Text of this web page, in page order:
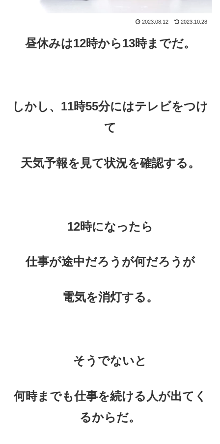
2023.08.12 2023.10.28
昼休みは12時から13時までだ。
しかし、 11時55分にはテレビをつけ
て
天気予報を見て状況を確認する。
12時になったら
仕事が途中だろうが何だろうが
電気を消灯する。
そうでないと
何時までも仕事を続ける人が出てく
るからだ。